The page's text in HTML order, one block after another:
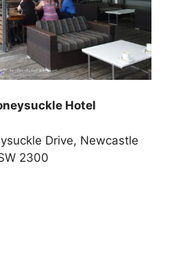
Hotel
Drive, Newcastle
2300